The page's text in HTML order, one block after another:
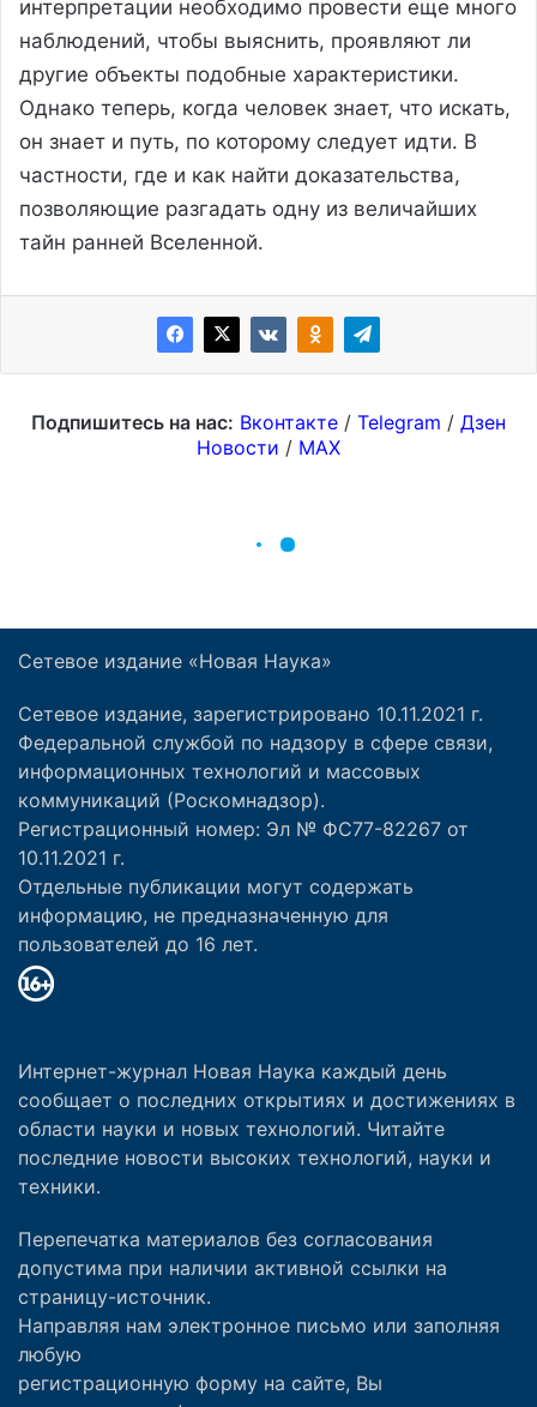
Сетевое издание «Новая Наука»
Сетевое издание, зарегистрировано 10.11.2021 г.
Федеральной службой по надзору в сфере связи,
информационных технологий и массовых
коммуникаций (Роскомнадзор).
Регистрационный номер: Эл № ФС77-82267 от
10.11.2021 г.
Отдельные публикации могут содержать
информацию, не предназначенную для
пользователей до 16 лет.
Интернет-журнал Новая Наука каждый день
сообщает о последних открытиях и достижениях в
области науки и новых технологий. Читайте
последние новости высоких технологий, науки и
техники.
Перепечатка материалов без согласования
допустима при наличии активной ссылки на
страницу-источник.
Направляя нам электронное письмо или заполняя
любую
регистрационную форму на сайте, Вы